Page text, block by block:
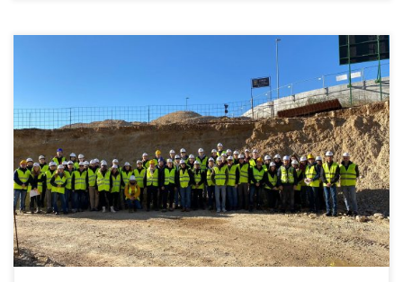
Il giorno 7 dicembre 2022 gli studenti del corso di Geotecnica della
laurea triennale in Ingegneria Civile accompagnati dalla prof.ssa
Giorgia Dalla Santa e dal prof. Paolo Simonini si sono recati in
visita ai cantieri di ampliamento dello scatolificio Scotton presso
Borso del Grappa (TV). Hanno potuto osservare le opere […]